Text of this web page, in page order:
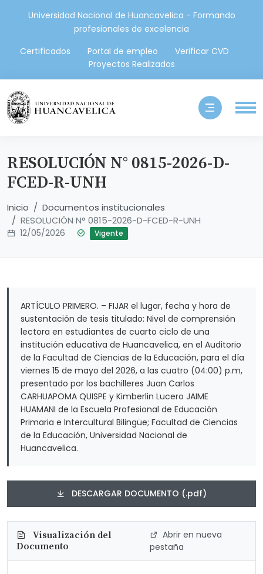
Universidad Nacional de Huancavelica - Formando
profesionales de excelencia
Certificados
Portal de empleo
Verificar CVD
Proyectos Realizados
RESOLUCIÓN N° 0815-2026-D-
FCED-R-UNH
Inicio
Documentos institucionales
RESOLUCIÓN N° 0815-2026-D-FCED-R-UNH
12/05/2026 Vigente
ARTÍCULO PRIMERO. – FIJAR el lugar, fecha y hora de
sustentación de tesis titulado: Nivel de comprensión
lectora en estudiantes de cuarto ciclo de una
institución educativa de Huancavelica, en el Auditorio
de la Facultad de Ciencias de la Educación, para el día
viernes 15 de mayo del 2026, a las cuatro (04:00) p.m,
presentado por los bachilleres Juan Carlos
CARHUAPOMA QUISPE y Kimberlin Lucero JAIME
HUAMANI de la Escuela Profesional de Educación
Primaria e Intercultural Bilingüe; Facultad de Ciencias
de la Educación, Universidad Nacional de
Huancavelica.
DESCARGAR DOCUMENTO (.pdf)
Visualización del
Documento
Abrir en nueva
pestaña